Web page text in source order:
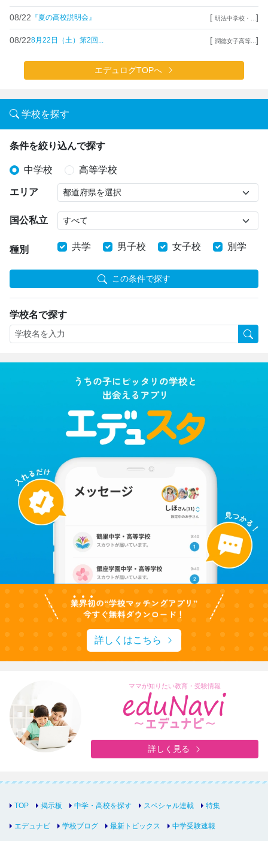
08/22 『夏の高校説明会』 [ 明法中学校・... ]
08/228月22日（土）第2回... [ 潤徳女子高等... ]
エデュログTOPへ
学校を探す
条件を絞り込んで探す
中学校 高等学校
エリア
国公私立
種別 共学 男子校 女子校 別学
この条件で探す
学校名で探す
詳しくはこちら
ママが知りたい教育・受験情報
詳しく見る
TOP 掲示板 中学・高校を探す スペシャル連載 特集
エデュナビ 学校ブログ 最新トピックス 中学受験速報